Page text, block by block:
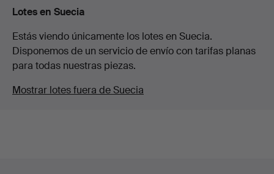
Lotes en Suecia
Estás viendo únicamente los lotes en Suecia.
Disponemos de un servicio de envío con tarifas planas
para todas nuestras piezas.
Mostrar lotes fuera de Suecia